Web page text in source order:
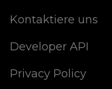
Kontaktiere uns
Developer API
Privacy Policy